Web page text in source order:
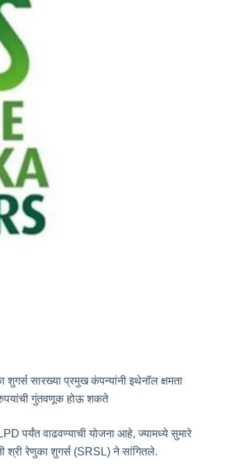
शुगर्स सारख्या प्रमुख कंपन्यांनी इथेनॉल क्षमता
रुपयांची गुंतवणूक होऊ शकते
पर्यंत वाढवण्याची योजना आहे, ज्यामध्ये सुमारे
रेणुका शुगर्स (SRSL) ने सांगितले.